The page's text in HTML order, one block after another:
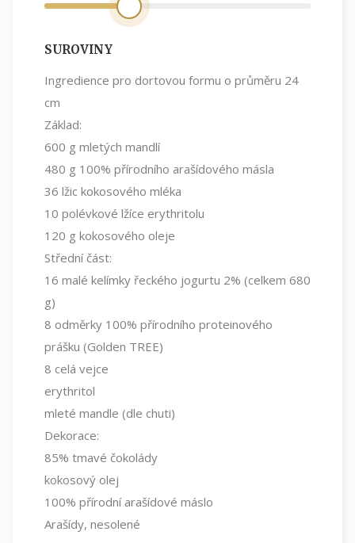
SUROVINY
Ingredience pro dortovou formu o průměru 24
cm
Základ:
600 g mletých mandlí
480 g 100% přírodního arašídového másla
36 lžic kokosového mléka
10 polévkové lžíce erythritolu
120 g kokosového oleje
Střední část:
16 malé kelímky řeckého jogurtu 2% (celkem 680
g)
8 odměrky 100% přírodního proteinového
prášku (Golden TREE)
8 celá vejce
erythritol
mleté mandle (dle chuti)
Dekorace:
85% tmavé čokolády
kokosový olej
100% přírodní arašídové máslo
Arašídy, nesolené